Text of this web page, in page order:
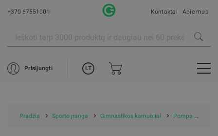
+370 67551001 Kontaktai Apie mus
Prisijungti LT
Pradžia Sporto įranga Gimnastikos kamuoliai Pompa kamuoliams Togu (Balta)